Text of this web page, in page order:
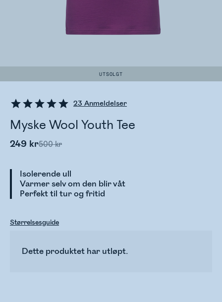
UTSOLGT
23 Anmeldelser
Myske Wool Youth Tee
249 kr500 kr
Isolerende ull
Varmer selv om den blir våt
Perfekt til tur og fritid
Størrelsesguide
Dette produktet har utløpt.